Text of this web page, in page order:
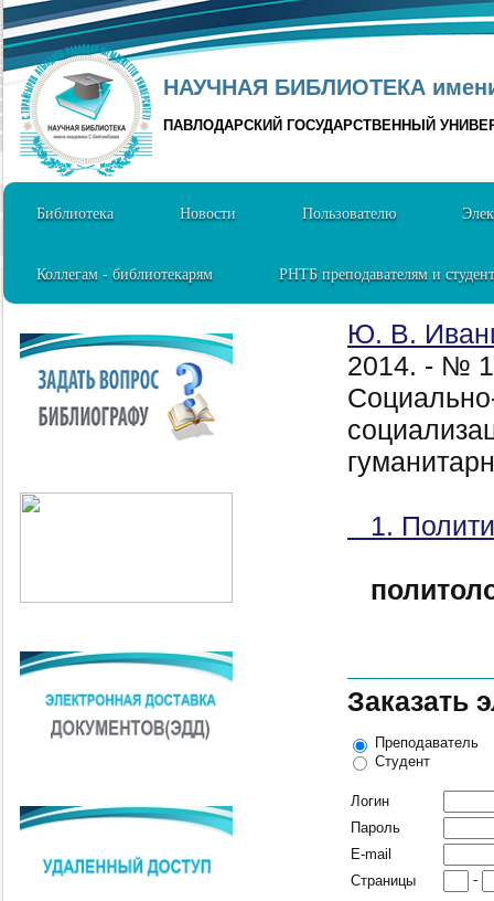
НАУЧНАЯ БИБЛИОТЕКА
ПАВЛОДАРСКИЙ ГОСУДАРСТВЕННЫЙ
Библиотека Новости Пользователю
Коллегам - библиотекарям РНТБ преподавателям и
Ю. В.
2014. - №
1.
Заказать
Преподаватель
Студент
Логин
Пароль
E-mail
Страницы
-